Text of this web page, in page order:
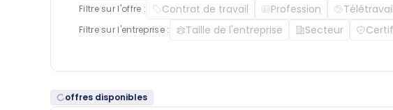
Filtre sur l'offre : Contrat de travail Profession Télétravail
Filtre sur l'entreprise : Taille de l'entreprise Secteur
offres disponibles